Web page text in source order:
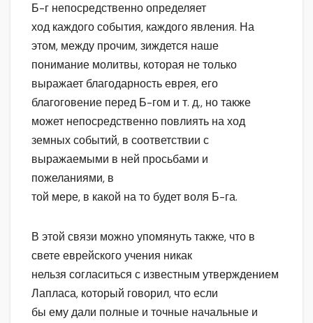
Б-г непосредственно определяет
ход каждого события, каждого явления. На
этом, между прочим, зиждется наше
понимание молитвы, которая не только
выражает благодарность еврея, его
благоговение перед Б-гом и т. д., но также
может непосредственно повлиять на ход
земных событий, в соответствии с
выражаемыми в ней просьбами и
пожеланиями, в
той мере, в какой на то будет воля Б-га.
В этой связи можно упомянуть также, что в
свете еврейского учения никак
нельзя согласиться с известным утверждением
Лапласа, который говорил, что если
бы ему дали полные и точные начальные и